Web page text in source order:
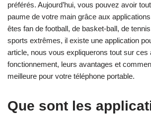
préférés. Aujourd’hui, vous pouvez avoir
paume de votre main grâce aux
êtes fan de football, de basket-ball, de
sports extrêmes, il existe une application
article, nous vous expliquerons tout sur ces
fonctionnement, leurs avantages et
meilleure pour votre téléphone portable.
Que sont les